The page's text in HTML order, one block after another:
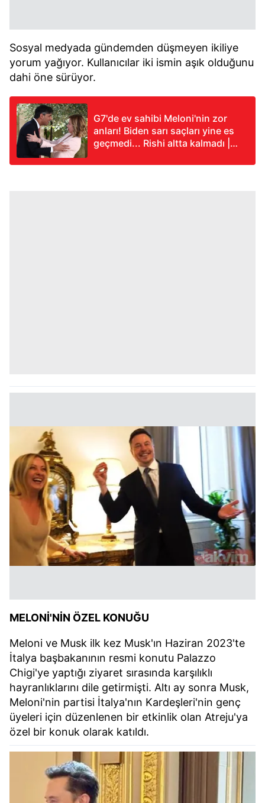
Sosyal medyada gündemden düşmeyen ikiliye
yorum yağıyor. Kullanıcılar iki ismin aşık olduğunu
dahi öne sürüyor.
G7'de ev sahibi Meloni'nin zor
anları! Biden sarı saçları yine es
geçmedi... Rishi altta kalmadı |
MELONİ'NİN ÖZEL KONUĞU
Meloni ve Musk ilk kez Musk'ın Haziran 2023'te
İtalya başbakanının resmi konutu Palazzo
Chigi'ye yaptığı ziyaret sırasında karşılıklı
hayranlıklarını dile getirmişti. Altı ay sonra Musk,
Meloni'nin partisi İtalya'nın Kardeşleri'nin genç
üyeleri için düzenlenen bir etkinlik olan Atreju'ya
özel bir konuk olarak katıldı.